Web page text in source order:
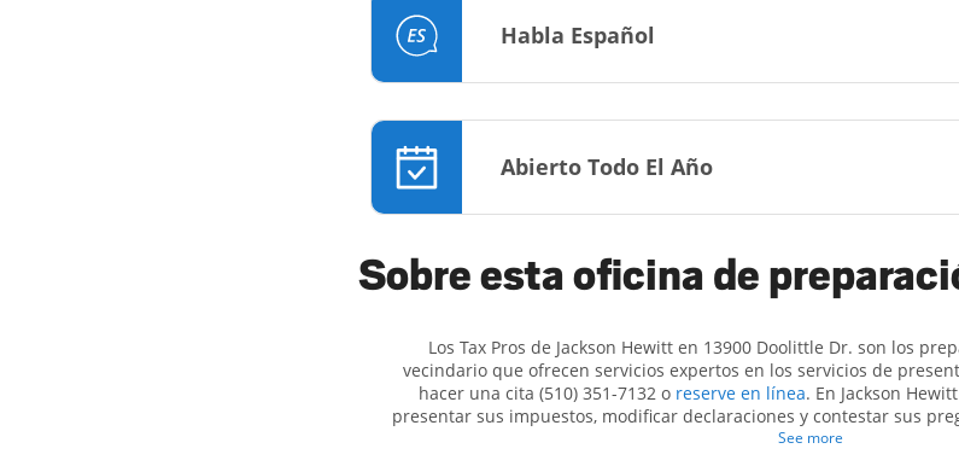
Habla Español
Abierto Todo El Año
Sobre esta oficina de
Los Tax Pros de Jackson Hewitt en 13900 Doolittle Dr. son ​​los
vecindario que ofrecen servicios expertos en los servicios de
hacer una cita (510) 351-7132 o reserve en línea. En Jackson
presentar sus impuestos, modificar declaraciones y contestar sus
ayuda para presentar declaraciones de impuestos simples o
See more